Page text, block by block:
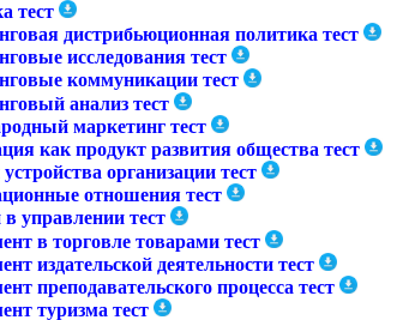
тест
дистрибьюционная политика тест
исследования тест
коммуникации тест
анализ тест
маркетинг тест
как продукт развития общества тест
организации тест
отношения тест
управлении тест
в торговле товарами тест
издательской деятельности тест
преподавательского процесса тест
туризма тест